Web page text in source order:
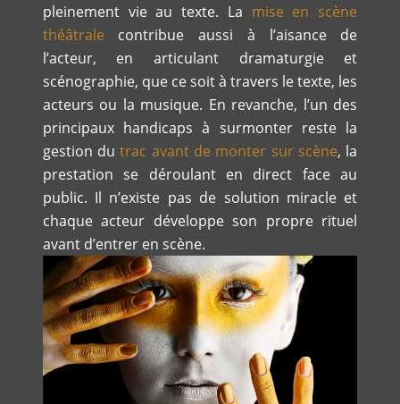
pleinement vie au texte. La mise en scène
théâtrale contribue aussi à l’aisance de
l’acteur, en articulant dramaturgie et
scénographie, que ce soit à travers le texte, les
acteurs ou la musique. En revanche, l’un des
principaux handicaps à surmonter reste la
gestion dutrac avant de monter sur scène, la
prestation se déroulant en direct face au
public. Il n’existe pas de solution miracle et
chaque acteur développe son propre rituel
avant d’entrer en scène.